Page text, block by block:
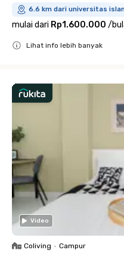
6.6 km dari universitas
mulai dari Rp1.600.000 /
Lihat info lebih banyak
Video
Coliving • Campur